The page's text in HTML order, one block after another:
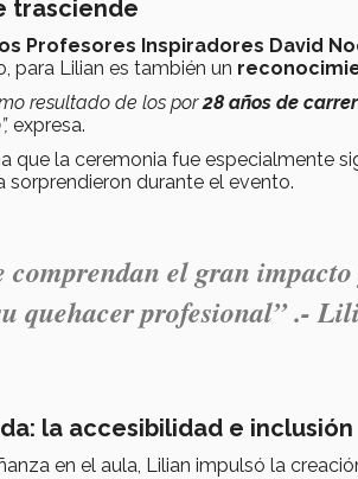
trasciende
Profesores Inspiradores David
para Lilian es también un
resultado de los por28 años de
expresa.
que la ceremonia fue especialmente
sorprendieron durante el evento.
comprendan el gran
quehacer profesional” .-
la accesibilidad e inclusión
en el aula, Lilian impulsó la